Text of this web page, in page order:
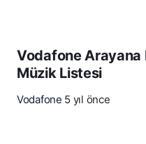
Vodafone Arayana
Müzik Listesi
Vodafone 5 yıl önce